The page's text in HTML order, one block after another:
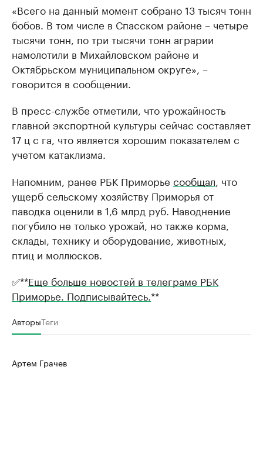
«Всего на данный момент собрано 13 тысяч тонн
бобов. В том числе в Спасском районе – четыре
тысячи тонн, по три тысячи тонн аграрии
намолотили в Михайловском районе и
Октябрьском муниципальном округе», –
говорится в сообщении.
В пресс-службе отметили, что урожайность
главной экспортной культуры сейчас составляет
17 ц с га, что является хорошим показателем с
учетом катаклизма.
Напомним, ранее РБК Приморье сообщал , что
ущерб сельскому хозяйству Приморья от
паводка оценили в 1,6 млрд руб. Наводнение
погубило не только урожай, но также корма,
склады, технику и оборудование, животных,
птиц и моллюсков.
✅**Еще больше новостей в телеграме РБК
Приморье. Подписывайтесь. **
АвторыТеги
Артем Грачев